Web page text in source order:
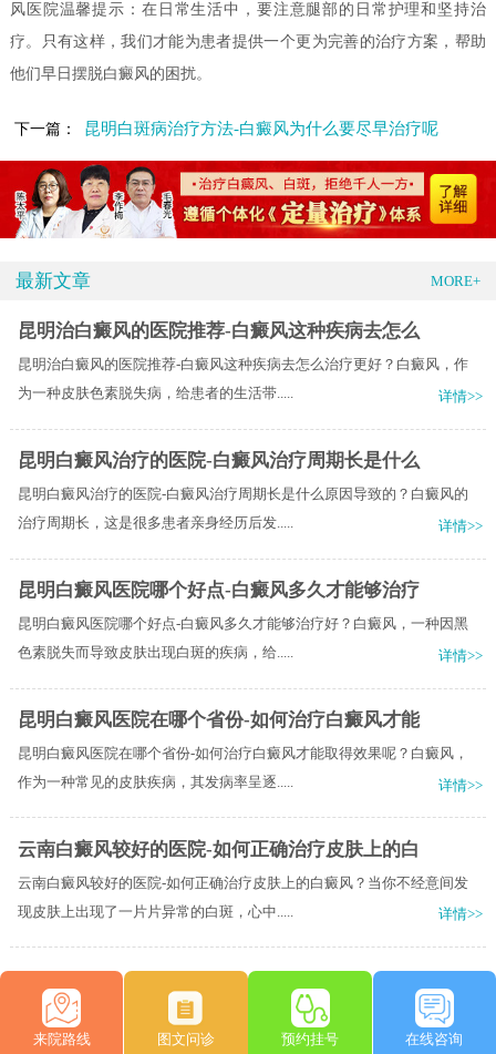
风医院温馨提示：在日常生活中，要注意腿部的日常护理和坚持治
疗。只有这样，我们才能为患者提供一个更为完善的治疗方案，帮助
他们早日摆脱白癜风的困扰。
下一篇： 昆明白斑病治疗方法-白癜风为什么要尽早治疗呢
最新文章 MORE+
昆明治白癜风的医院推荐-白癜风这种疾病去怎么
昆明治白癜风的医院推荐-白癜风这种疾病去怎么治疗更好？白癜风，作
为一种皮肤色素脱失病，给患者的生活带.....
详情>>
昆明白癜风治疗的医院-白癜风治疗周期长是什么
昆明白癜风治疗的医院-白癜风治疗周期长是什么原因导致的？白癜风的
治疗周期长，这是很多患者亲身经历后发.....
详情>>
昆明白癜风医院哪个好点-白癜风多久才能够治疗
昆明白癜风医院哪个好点-白癜风多久才能够治疗好？白癜风，一种因黑
色素脱失而导致皮肤出现白斑的疾病，给.....
详情>>
昆明白癜风医院在哪个省份-如何治疗白癜风才能
昆明白癜风医院在哪个省份-如何治疗白癜风才能取得效果呢？白癜风，
作为一种常见的皮肤疾病，其发病率呈逐.....
详情>>
云南白癜风较好的医院-如何正确治疗皮肤上的白
云南白癜风较好的医院-如何正确治疗皮肤上的白癜风？当你不经意间发
现皮肤上出现了一片片异常的白斑，心中.....
详情>>
来院路线 图文问诊 预约挂号 在线咨询